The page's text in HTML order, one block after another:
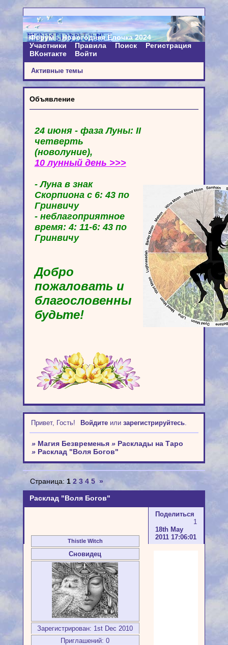
Форум
Новогодняя Ёлочка 2024
Участники
Правила Поиск
Регистрация
ВКонтакте
Войти
Активные темы
Объявление
24 июня - фаза Луны: II
четверть
(новолуние),
10 лунный день >>>
- Луна в знак
Скорпиона с 6: 43 по
Гринвичу
- неблагоприятное
время: 4: 11-6: 43 по
Гринвичу
Добро
пожаловать и
благословенны
будьте!
Привет, Гость! Войдитеили зарегистрируйтесь.
» Магия Безвременья » Расклады на Таро
» Расклад "Воля Богов"
Расклад "Воля Богов"
Страница: 1 2 3 4 5 »
Поделиться
1
18th May
2011 17:06:01
Thistle Witch
Сновидец
Зарегистрирован: 1st Dec 2010
Приглашений: 0